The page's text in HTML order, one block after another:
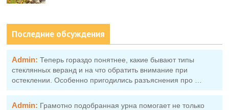
Последние обсуждения
Admin: Теперь гораздо понятнее, какие бывают типы
стеклянных веранд и на что обратить внимание при
остеклении. Особенно пригодились разъяснения про …
Admin: Грамотно подобранная урна помогает не только